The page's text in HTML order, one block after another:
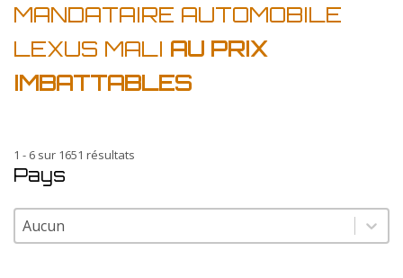
MANDATAIRE AUTOMOBILE
LEXUS MALI AU PRIX
IMBATTABLES
1 - 6 sur 1651 résultats
Pays
Pays
Pays